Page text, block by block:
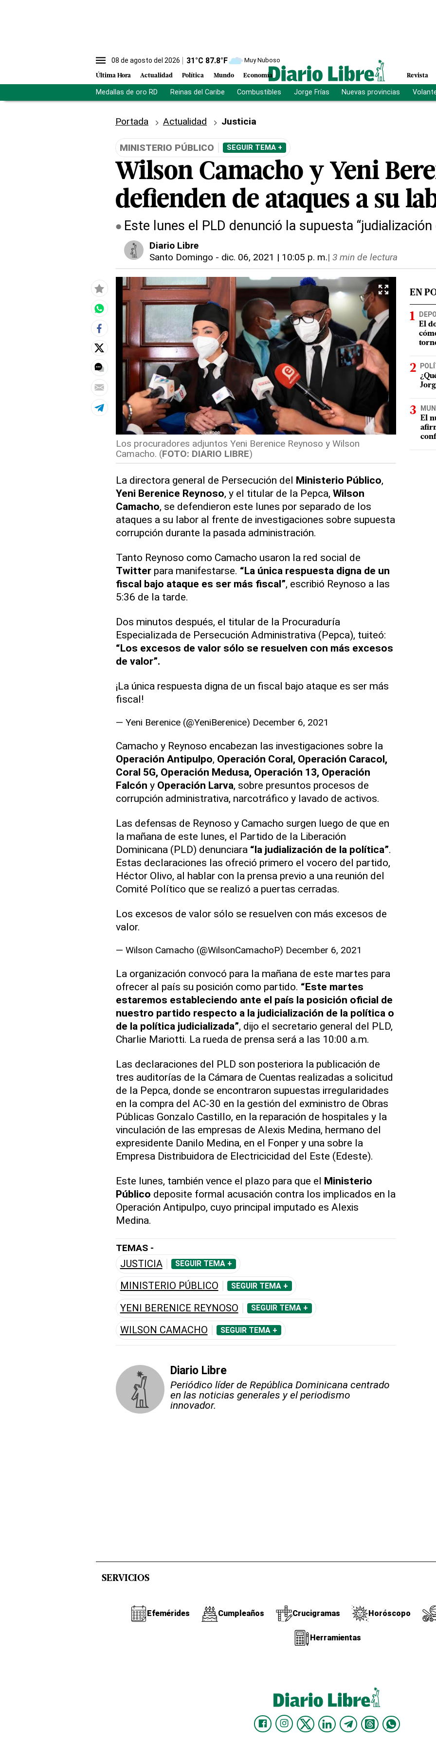
08 de agosto del 2026 31°C 87.8°F Muy Nuboso
Última Hora Actualidad Política Mundo Economía Revista
Medallas de oro RD Reinas del Caribe Combustibles Jorge Frías Nuevas provincias
Portada Actualidad Justicia
MINISTERIO PÚBLICO SEGUIR TEMA +
Wilson Camacho y Yeni
defienden de ataques a su
Este lunes el PLD denunció la supuesta
Diario Libre
Santo Domingo - dic. 06, 2021 | 10:05 p. m.| 3 min de lectura
Los procuradores adjuntos Yeni Berenice Reynoso y Wilson
Camacho. (FOTO: DIARIO LIBRE)
La directora general de Persecución del Ministerio Público,
Yeni Berenice Reynoso, y el titular de la Pepca, Wilson
Camacho, se defendieron este lunes por separado de los
ataques a su labor al frente de investigaciones sobre supuesta
corrupción durante la pasada administración.
Tanto Reynoso como Camacho usaron la red social de
Twitterpara manifestarse. “La única respuesta digna de un
fiscal bajo ataque es ser más fiscal”, escribió Reynoso a las
5:36 de la tarde.
Dos minutos después, el titular de la Procuraduría
Especializada de Persecución Administrativa (Pepca), tuiteó:
“Los excesos de valor sólo se resuelven con más excesos
de valor”.
¡La única respuesta digna de un fiscal bajo ataque es ser más
fiscal!
— Yeni Berenice (@YeniBerenice) December 6, 2021
Camacho y Reynoso encabezan las investigaciones sobre la
Operación Antipulpo, Operación Coral, Operación Caracol,
Coral 5G, Operación Medusa, Operación 13, Operación
Falcón y Operación Larva, sobre presuntos procesos de
corrupción administrativa, narcotráfico y lavado de activos.
Las defensas de Reynoso y Camacho surgen luego de que en
la mañana de este lunes, el Partido de la Liberación
Dominicana (PLD) denunciara “la judialización de la política”.
Estas declaraciones las ofreció primero el vocero del partido,
Héctor Olivo, al hablar con la prensa previo a una reunión del
Comité Político que se realizó a puertas cerradas.
Los excesos de valor sólo se resuelven con más excesos de
valor.
— Wilson Camacho (@WilsonCamachoP) December 6, 2021
La organización convocó para la mañana de este martes para
ofrecer al país su posición como partido. “Este martes
estaremos estableciendo ante el país la posición oficial de
nuestro partido respecto a la judicialización de la política o
de la política judicializada”, dijo el secretario general del PLD,
Charlie Mariotti. La rueda de prensa será a las 10:00 a.m.
Las declaraciones del PLD son posteriora la publicación de
tres auditorías de la Cámara de Cuentas realizadas a solicitud
de la Pepca, donde se encontraron supuestas irregularidades
en la compra del AC-30 en la gestión del exministro de Obras
Públicas Gonzalo Castillo, en la reparación de hospitales y la
vinculación de las empresas de Alexis Medina, hermano del
expresidente Danilo Medina, en el Fonper y una sobre la
Empresa Distribuidora de Electricicidad del Este (Edeste).
Este lunes, también vence el plazo para que el Ministerio
Público deposite formal acusación contra los implicados en la
Operación Antipulpo, cuyo principal imputado es Alexis
Medina.
TEMAS -
JUSTICIA SEGUIR TEMA +
MINISTERIO PÚBLICO SEGUIR TEMA +
YENI BERENICE REYNOSO SEGUIR TEMA +
WILSON CAMACHO SEGUIR TEMA +
Diario Libre
Periódico líder de República Dominicana centrado
en las noticias generales y el periodismo
innovador.
EN
El
El
SERVICIOS
Efemérides Cumpleaños Crucigramas Horóscopo
Herramientas